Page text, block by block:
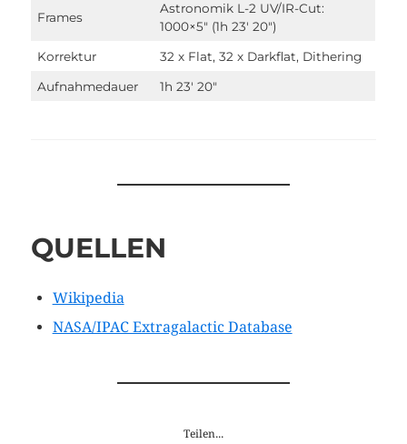
Frames
Astronomik L-2 UV/IR-Cut:
1000×5″ (1h 23′ 20″)
Korrektur 32 x Flat, 32 x Darkflat, Dithering
Aufnahmedauer 1h 23′ 20″
QUELLEN
Wikipedia
NASA/IPAC Extragalactic Database
Teilen...